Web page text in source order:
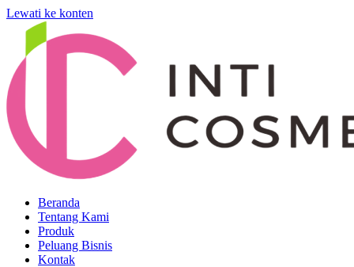
Lewati ke konten
Beranda
Tentang Kami
Produk
Peluang Bisnis
Kontak